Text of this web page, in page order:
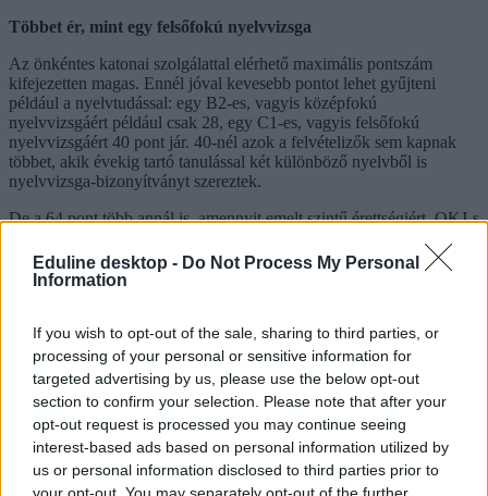
Eduline desktop - Do Not Process My Personal
Information
If you wish to opt-out of the sale, sharing to third parties, or
processing of your personal or sensitive information for
targeted advertising by us, please use the below opt-out
section to confirm your selection. Please note that after your
opt-out request is processed you may continue seeing
interest-based ads based on personal information utilized by
us or personal information disclosed to third parties prior to
your opt-out. You may separately opt-out of the further
Többet ér, mint egy felsőfokú nyelvvizsga
Az önkéntes katonai szolgálattal elérhető maximális pontszám
kifejezetten magas. Ennél jóval kevesebb pontot lehet gyűjteni
például a nyelvtudással: egy B2-es, vagyis középfokú
nyelvvizsgáért például csak 28, egy C1-es, vagyis felsőfokú
nyelvvizsgáért 40 pont jár. 40-nél azok a felvételizők sem kapnak
többet, akik évekig tartó tanulással két különböző nyelvből is
nyelvvizsga-bizonyítványt szereztek.
De a 64 pont több annál is, amennyit emelt szintű érettségiért, OKJ-s
kapnak az egyetemre-főiskolára jelentkezők. Sőt a tanulmányi
versenyek döntőseinek egy része is jóval kevesebb pluszponttal
11-20. helyezettek csak 50-nel, a 21-30. helyen végzettek pedig csak
25-tel számolhatnak.